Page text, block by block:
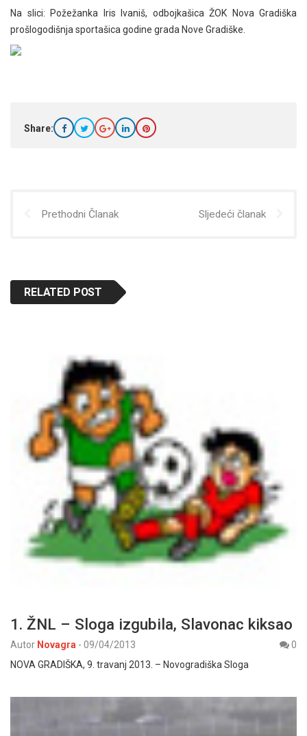
Na slici: Požežanka Iris Ivaniš, odbojkašica ŽOK Nova Gradiška
prošlogodišnja sportašica godine grada Nove Gradiške.
Share:
Prethodni Članak Sljedeći članak
RELATED POST
1. ŽNL – Sloga izgubila, Slavonac kiksao
Autor Novagra - 09/04/2013
0
NOVA GRADIŠKA, 9. travanj 2013. – Novogradiška Sloga